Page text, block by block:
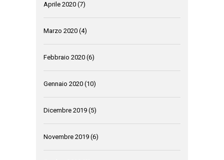
Aprile 2020 (7)
Marzo 2020 (4)
Febbraio 2020 (6)
Gennaio 2020 (10)
Dicembre 2019 (5)
Novembre 2019 (6)